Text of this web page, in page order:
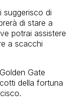
suggerisco di
di stare a
potrai assistere
a scacchi
Gate
della fortuna